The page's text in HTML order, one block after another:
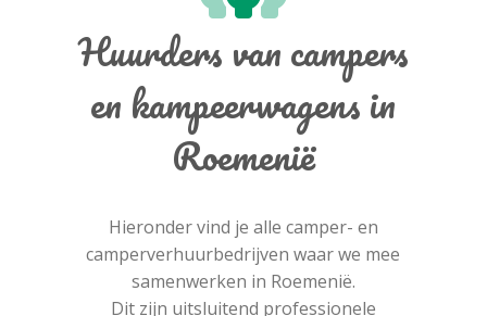
Huurders van campers
en kampeerwagens in
Roemenië
Hieronder vind je alle camper- en
camperverhuurbedrijven waar we mee
samenwerken in Roemenië.
Dit zijn uitsluitend professionele